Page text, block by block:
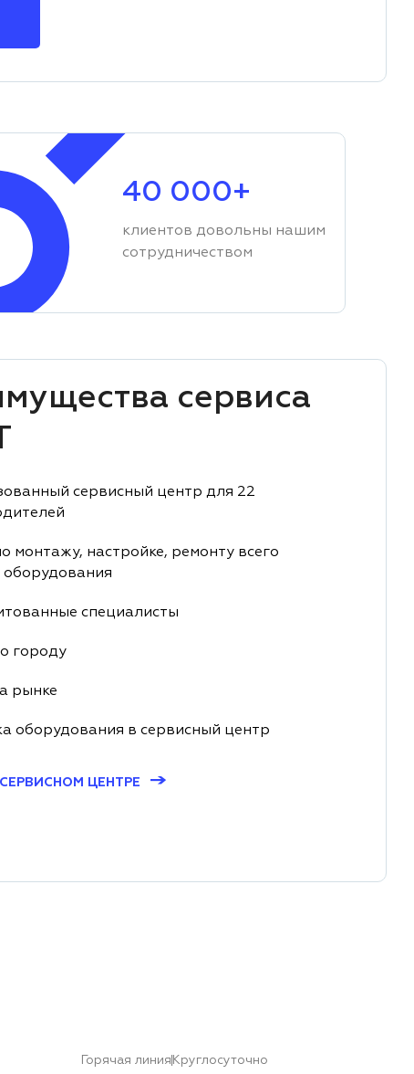
40 000+
клиентов довольны нашим
сотрудничеством
сервиса
сервисный центр для 22
монтажу, настройке, ремонту всего
оборудования
специалисты
городу
рынке
оборудования в сервисный центр
ЦЕНТРЕ→
Горячая линия Круглосуточно